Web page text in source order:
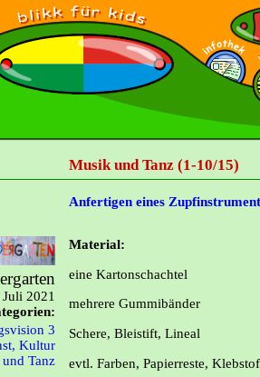
Musik und Tanz (1-10/15)
Anfertigen eines
2021
3
Kultur
Tanz
Material:
eine Kartonschachtel
mehrere Gummibänder
Schere, Bleistift, Lineal
evtl. Farben, Papierreste,